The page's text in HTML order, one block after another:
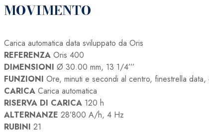
MOVIMENTO
Carica automatica data sviluppato da Oris
REFERENZA Oris 400
DIMENSIONI Ø 30.00 mm, 13 1/4’’’
FUNZIONI Ore, minuti e secondi al centro, finestrella
CARICA Carica automatica
RISERVA DI CARICA 120 h
ALTERNANZE 28’800 A/h, 4 Hz
RUBINI 21